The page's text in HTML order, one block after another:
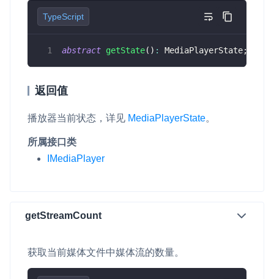
TypeScript
abstract getState( ) : MediaPlayerState;
返回值
播放器当前状态，详见 MediaPlayerState。
所属接口类
IMediaPlayer
getStreamCount
获取当前媒体文件中媒体流的数量。